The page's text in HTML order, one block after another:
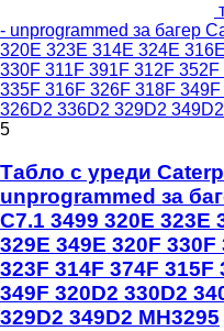
- unprogrammed за багер
320E 323E 314E 324E
330F 311F 391F 312F
335F 316F 326F 318F
326D2 336D2 329D2
5
Табло с уреди
unprogrammed за
C7.1 3499 320E 323E
329E 349E 320F
323F 314F 374F 315F
349F 320D2 330D2
329D2 349D2 MH3295